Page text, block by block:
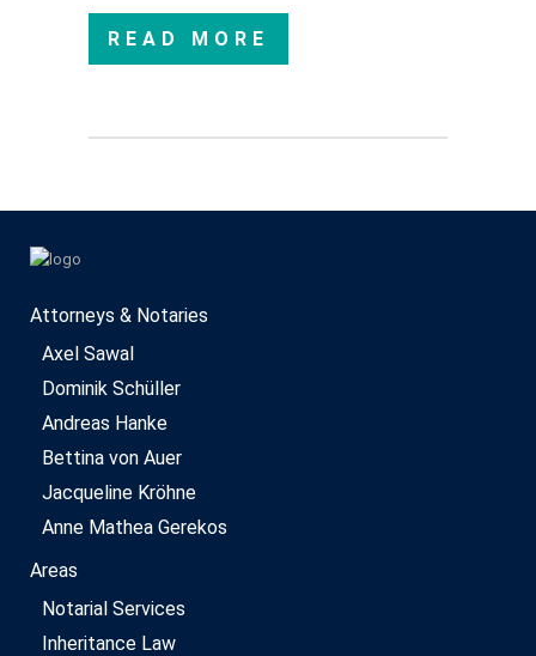
READ MORE
Attorneys & Notaries
Axel Sawal
Dominik Schüller
Andreas Hanke
Bettina von Auer
Jacqueline Kröhne
Anne Mathea Gerekos
Areas
Notarial Services
Inheritance Law